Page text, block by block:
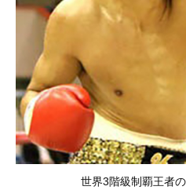
世界3階級制覇王者